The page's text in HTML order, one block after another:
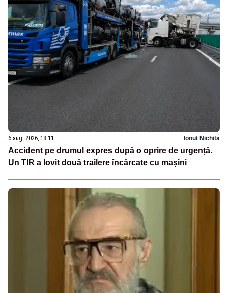
6 aug. 2026, 18:11 Ionuț Nichita
Accident pe drumul expres după o oprire de urgență.
Un TIR a lovit două trailere încărcate cu mașini